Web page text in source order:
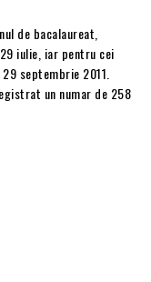
de bacalaureat,
iulie, iar pentru cei
septembrie 2011.
un numar de 258